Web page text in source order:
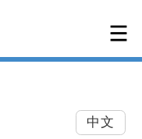
中文